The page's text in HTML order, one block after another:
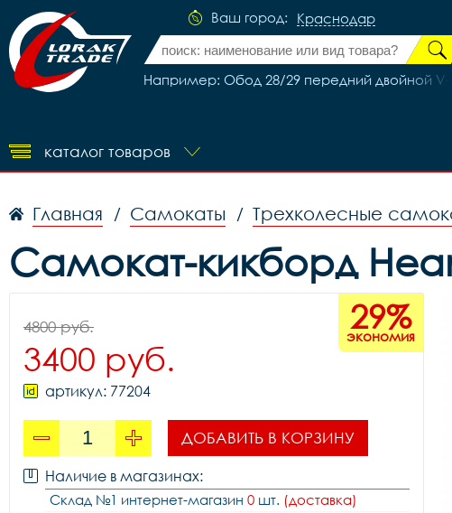
Ваш город: Краснодар
Например: Обод 28/29 передний двойной V-
каталог товаров
Главная / Самокаты / Трехколесные
Самокат-кикборд
29%
экономия
4800 руб.
3400 руб.
артикул: 77204
ДОБАВИТЬ В КОРЗИНУ
Наличие в магазинах:
Склад №1 интернет-магазин 0 шт. (доставка)